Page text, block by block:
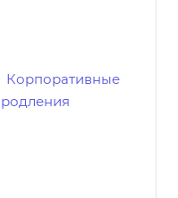
Корпоративные